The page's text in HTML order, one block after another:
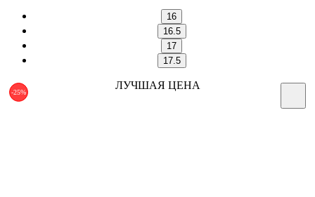
16
16.5
17
17.5
-25%
ЛУЧШАЯ ЦЕНА